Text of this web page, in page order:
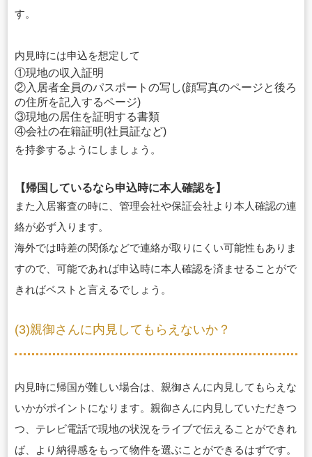
す。
内見時には申込を想定して
①現地の収入証明
②入居者全員のパスポートの写し(顔写真のページと後ろ
の住所を記入するページ)
③現地の居住を証明する書類
④会社の在籍証明(社員証など)
を持参するようにしましょう。
【帰国しているなら申込時に本人確認を】
また入居審査の時に、管理会社や保証会社より本人確認の連
絡が必ず入ります。
海外では時差の関係などで連絡が取りにくい可能性もありま
すので、可能であれば申込時に本人確認を済ませることがで
きればベストと言えるでしょう。
(3)親御さんに内見してもらえないか？
内見時に帰国が難しい場合は、親御さんに内見してもらえな
いかがポイントになります。親御さんに内見していただきつ
つ、テレビ電話で現地の状況をライブで伝えることができれ
ば、より納得感をもって物件を選ぶことができるはずです。